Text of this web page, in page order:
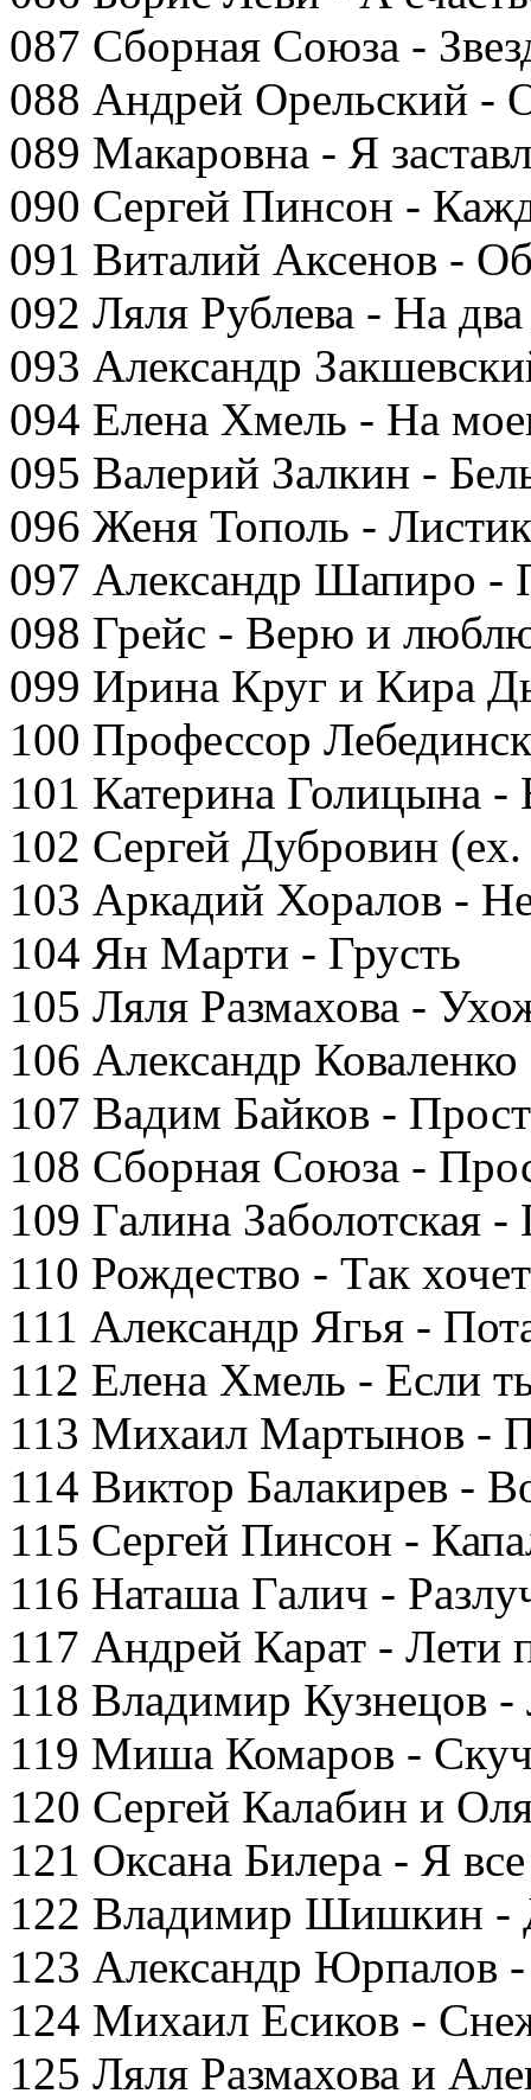
087 Сборная Союза -
088 Андрей Орельский -
089 Макаровна - Я
090 Сергей Пинсон -
091 Виталий Аксенов -
092 Ляля Рублева - На
093 Александр
094 Елена Хмель - На
095 Валерий Залкин -
096 Женя Тополь -
097 Александр Шапиро -
098 Грейс - Верю и
099 Ирина Круг и Кира
100 Профессор
101 Катерина Голицына
102 Сергей Дубровин
103 Аркадий Хоралов -
104 Ян Марти - Грусть
105 Ляля Размахова -
106 Александр
107 Вадим Байков -
108 Сборная Союза -
109 Галина Заболотская
110 Рождество - Так
111 Александр Ягья -
112 Елена Хмель - Если
113 Михаил Мартынов -
114 Виктор Балакирев -
115 Сергей Пинсон -
116 Наташа Галич -
117 Андрей Карат - Лети
118 Владимир Кузнецов
119 Миша Комаров -
120 Сергей Калабин и
121 Оксана Билера - Я
122 Владимир Шишкин -
123 Александр Юрпалов
124 Михаил Есиков -
125 Ляля Размахова и